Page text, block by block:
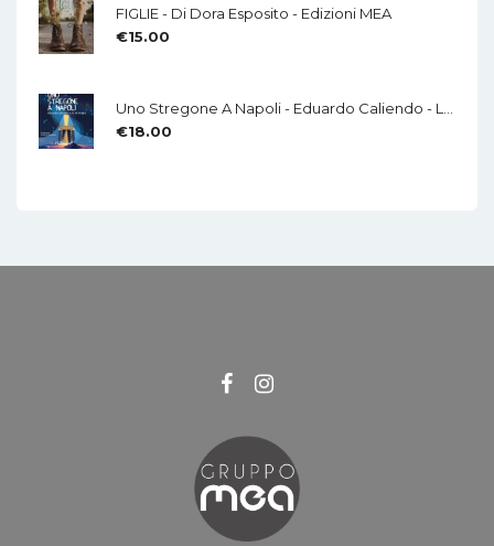
FIGLIE - Di Dora Esposito - Edizioni MEA
€15.00
€18.00